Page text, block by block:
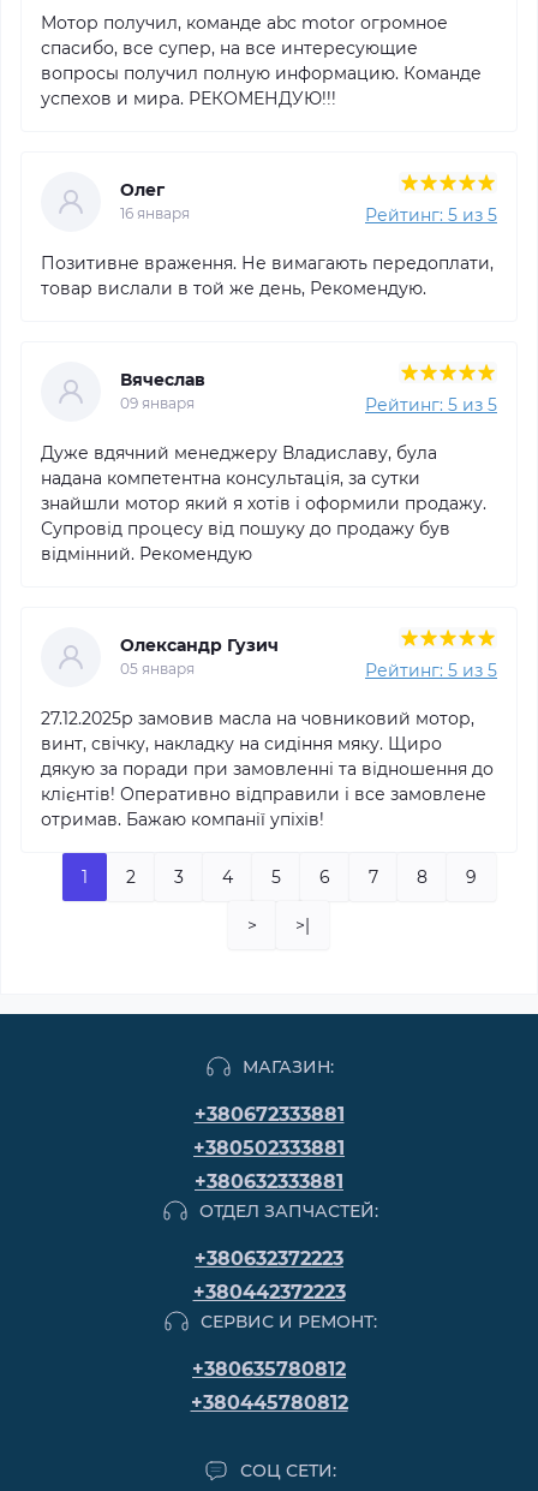
Мотор получил, команде abc motor огромное
спасибо, все супер, на все интересующие
вопросы получил полную информацию. Команде
успехов и мира. РЕКОМЕНДУЮ!!!
Олег
16 января Рейтинг: 5 из 5
Позитивне враження. Не вимагають передоплати,
товар вислали в той же день, Рекомендую.
Вячеслав
09 января Рейтинг: 5 из 5
Дуже вдячний менеджеру Владиславу, була
надана компетентна консультація, за сутки
знайшли мотор який я хотів і оформили продажу.
Супровід процесу від пошуку до продажу був
відмінний. Рекомендую
Олександр Гузич
05 января Рейтинг: 5 из 5
27.12.2025р замовив масла на човниковий мотор,
винт, свічку, накладку на сидіння мяку. Щиро
дякую за поради при замовленні та відношення до
клієнтів! Оперативно відправили і все замовлене
отримав. Бажаю компанії упіхів!
1 2 3 4 5 6 7 8 9
> >|
МАГАЗИН:
+380672333881
+380502333881
+380632333881
ОТДЕЛ ЗАПЧАСТЕЙ:
+380632372223
+380442372223
СЕРВИС И РЕМОНТ:
+380635780812
+380445780812
СОЦ СЕТИ: